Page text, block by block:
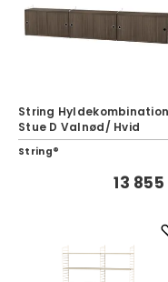
String Hyldekombination
Stue D Valnød/ Hvid
String®
13